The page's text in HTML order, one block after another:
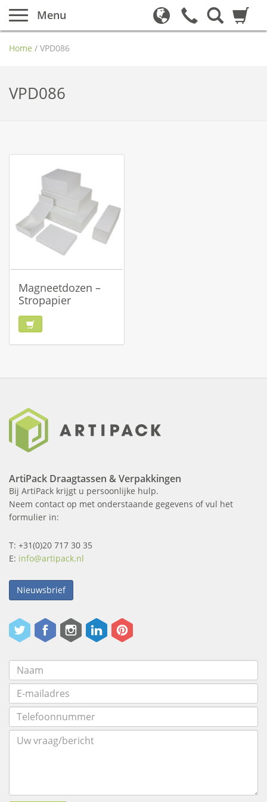
Menu
Home / VPD086
VPD086
Magneetdozen –
Stropapier
ArtiPack Draagtassen & Verpakkingen
Bij ArtiPack krijgt u persoonlijke hulp.
Neem contact op met onderstaande gegevens of vul het
formulier in:
T: +31(0)20 717 30 35
E: info@artipack.nl
Nieuwsbrief